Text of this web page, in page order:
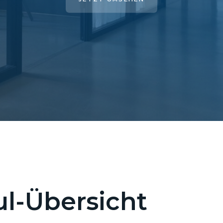
Übersicht